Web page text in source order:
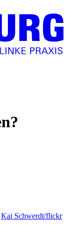
Kai Schwerdt/flickr